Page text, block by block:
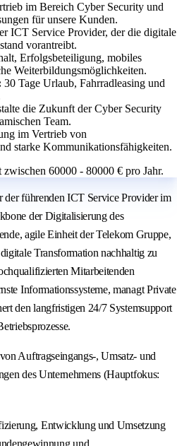
im Bereich Cyber Security und
für unsere Kunden.
ICT Service Provider, der die digitale
vorantreibt.
Erfolgsbeteiligung, mobiles
Weiterbildungsmöglichkeiten.
30 Tage Urlaub, Fahrradleasing und
die Zukunft der Cyber Security
Team.
im Vertrieb von
starke Kommunikationsfähigkeiten.
60000 - 80000 € pro Jahr.
der führenden ICT Service Provider im
der Digitalisierung des
agile Einheit der Telekom Gruppe,
Transformation nachhaltig zu
Mitarbeitenden
Informationssysteme, managt Private
den langfristigen 24/7 Systemsupport
Auftragseingangs-, Umsatz- und
des Unternehmens (Hauptfokus:
Entwicklung und Umsetzung